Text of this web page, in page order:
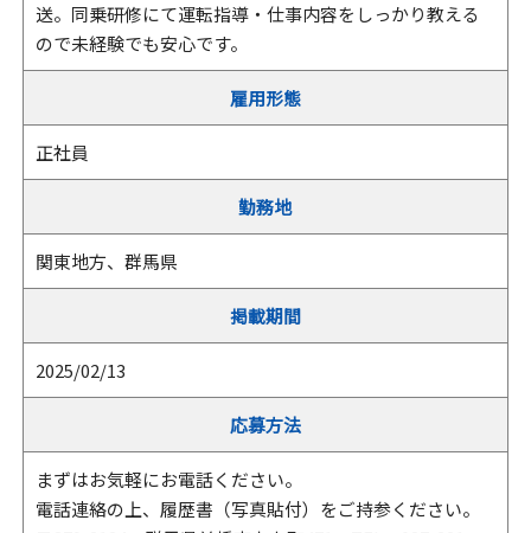
送。同乗研修にて運転指導・仕事内容をしっかり教える
ので未経験でも安心です。
雇用形態
正社員
勤務地
関東地方、群馬県
掲載期間
2025/02/13
応募方法
まずはお気軽にお電話ください。
電話連絡の上、履歴書（写真貼付）をご持参ください。